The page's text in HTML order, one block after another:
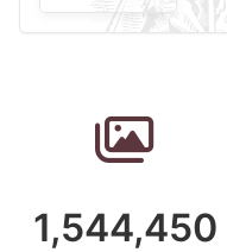
1,544,450